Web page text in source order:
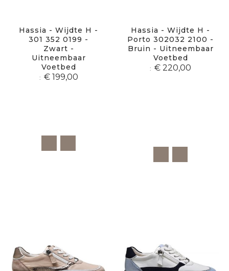
Hassia - Wijdte H -
301 352 0199 -
Zwart -
Uitneembaar
Voetbed
€ 199,00
Hassia - Wijdte H -
Porto 302032 2100 -
Bruin - Uitneembaar
Voetbed
€ 220,00